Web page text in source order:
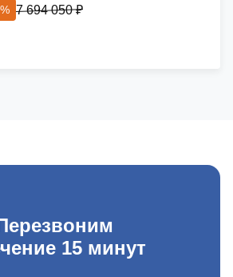
7 694 050 ₽
15 минут